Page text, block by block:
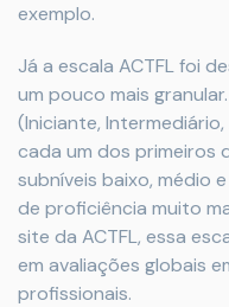
exemplo.
Já a escala ACTFL foi
um pouco mais
(Iniciante,
cada um dos primeiros
subníveis baixo, médio
de proficiência muito
site da ACTFL, essa
em avaliações globais
profissionais.